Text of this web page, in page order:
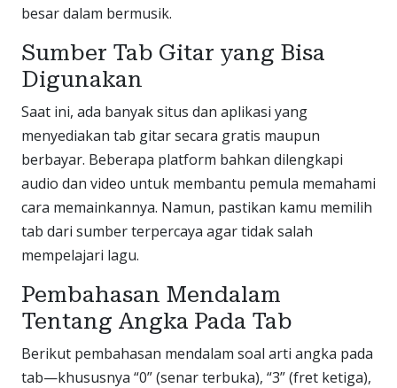
besar dalam bermusik.
Sumber Tab Gitar yang Bisa
Digunakan
Saat ini, ada banyak situs dan aplikasi yang
menyediakan tab gitar secara gratis maupun
berbayar. Beberapa platform bahkan dilengkapi
audio dan video untuk membantu pemula memahami
cara memainkannya. Namun, pastikan kamu memilih
tab dari sumber terpercaya agar tidak salah
mempelajari lagu.
Pembahasan Mendalam
Tentang Angka Pada Tab
Berikut pembahasan mendalam soal arti angka pada
tab—khususnya “0” (senar terbuka), “3” (fret ketiga),